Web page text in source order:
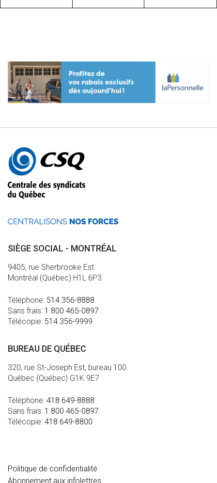
Autres
informations
SIÈGE SOCIAL - MONTRÉAL
9405, rue Sherbrooke Est
Montréal (Québec) H1L 6P3
Téléphone: 514 356-8888
Sans frais: 1 800 465-0897
Télécopie: 514 356-9999
BUREAU DE QUÉBEC
320, rue St-Joseph Est, bureau 100
Québec (Québec) G1K 9E7
Téléphone: 418 649-8888
Sans frais: 1 800 465-0897
Télécopie: 418 649-8800
Politique de confidentialité
Abonnement aux infolettres